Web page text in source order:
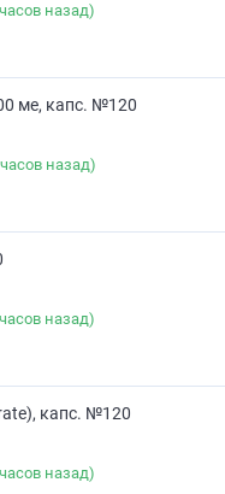
назад)
ме, капс. №120
назад)
назад)
капс. №120
назад)